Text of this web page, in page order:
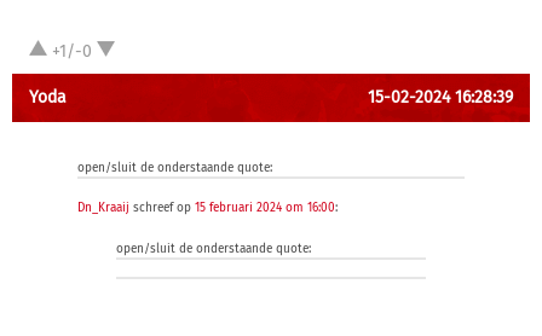
+1/-0
Yoda 15-02-2024 16:28:39
open/sluit de onderstaande quote:
Dn_Kraaij schreef op 15 februari 2024 om 16:00:
open/sluit de onderstaande quote: